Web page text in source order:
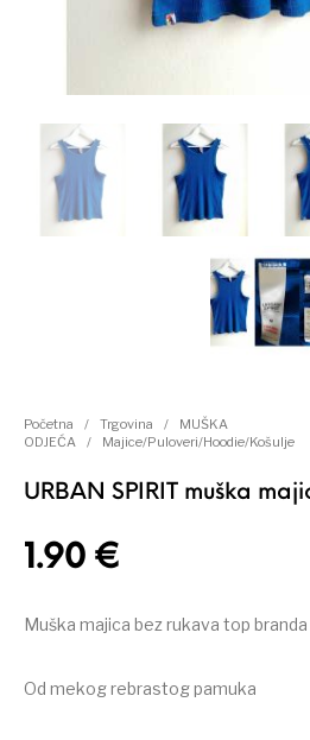
Kategorije proizvoda
Početna / Trgovina /
MUŠKA
ODJEĆA
/ Majice/Puloveri/Hoodie/Košulje
URBAN SPIRIT muška
1.90€
Muška majica bez rukava top branda
Od mekog rebrastog pamuka